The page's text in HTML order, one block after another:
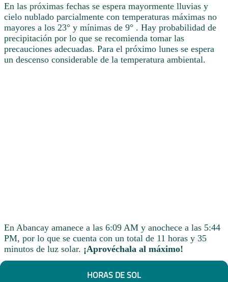
En las próximas fechas se espera mayormente lluvias y
cielo nublado parcialmente con temperaturas máximas no
mayores a los 23° y mínimas de 9° . Hay probabilidad de
precipitación por lo que se recomienda tomar las
precauciones adecuadas. Para el próximo lunes se espera
un descenso considerable de la temperatura ambiental.
En Abancay amanece a las 6:09 AM y anochece a las 5:44
PM, por lo que se cuenta con un total de 11 horas y 35
minutos de luz solar. ¡Aprovéchala al máximo!
HORAS DE SOL